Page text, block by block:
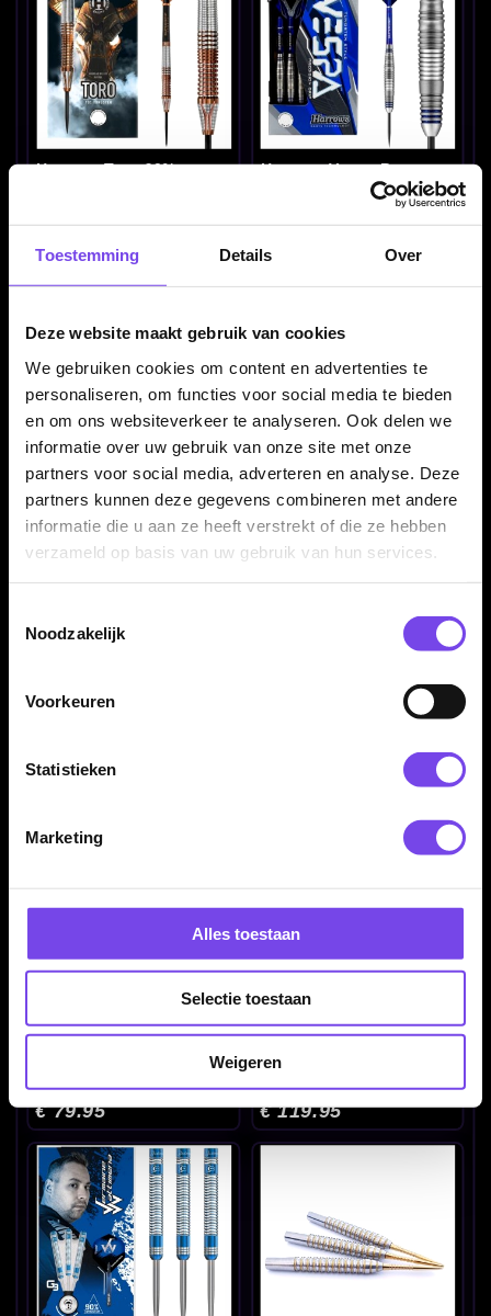
Toestemming Details Over
Deze website maakt gebruik van cookies
We gebruiken cookies om content en advertenties te
personaliseren, om functies voor social media te bieden
en om ons websiteverkeer te analyseren. Ook delen we
informatie over uw gebruik van onze site met onze
partners voor social media, adverteren en analyse. Deze
partners kunnen deze gegevens combineren met andere
informatie die u aan ze heeft verstrekt of die ze hebben
verzameld op basis van uw gebruik van hun services.
Noodzakelijk
Voorkeuren
Statistieken
Marketing
Alles toestaan
Selectie toestaan
Weigeren
Harrows Toro 90% -
Harrows Vespa Brass -
Harrows Vivid Green
Brass - Dartpijlen
€ 14.95
Harrows Vivid Red Brass
- Dartpijlen
€ 14.95
Harrows Vulcan Brass -
Harrows Wolfram 97% -
Harrows Wolfram Infinity
€ 79.95
Harrows Wolfram Trinity
€ 119.95